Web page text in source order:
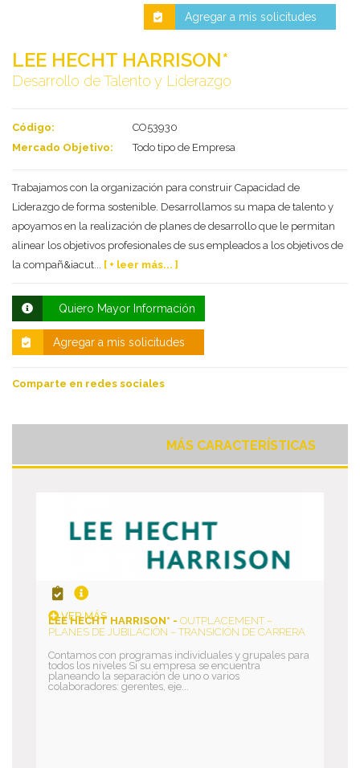
Deseo recibir información de otros Productos /
Servicios similares al solicitadoSI NO
política de tratamiento datos personales.
Agregar a mis solicitudes
LEE HECHT HARRISON*
Desarrollo de Talento y Liderazgo
Código:
CO53930
Mercado Objetivo:
Todo tipo de Empresa
Trabajamos con la organización para construir Capacidad de
Liderazgo de forma sostenible. Desarrollamos su mapa de talento y
apoyamos en la realización de planes de desarrollo que le permitan
alinear los objetivos profesionales de sus empleados a los objetivos de
la compañ&iacut... [ + leer más... ]
Quiero Mayor Información
Agregar a mis solicitudes
Comparte en redes sociales
MÁS CARACTERÍSTICAS
VER MÁS
LEE HECHT HARRISON* - OUTPLACEMENT –
PLANES DE JUBILACIÓN – TRANSICIÓN DE CARRERA
Contamos con programas individuales y grupales para
todos los niveles Si su empresa se encuentra
planeando la separación de uno o varios
colaboradores: gerentes, eje...